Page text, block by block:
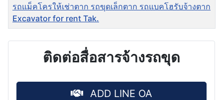
ชื่อ
รถแม็คโครให้เช่าตาก รถขุดเล็กตาก รถแบคโฮรับจ้างตาก
Excavator for rent Tak.
ติดต่อสื่อสารจ้างรถขุด
ADD LINE OA